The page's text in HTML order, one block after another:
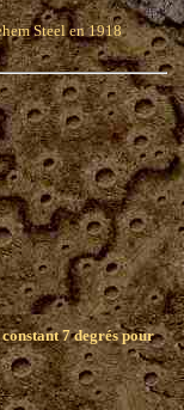
Steel en 1918
7 degrés pour